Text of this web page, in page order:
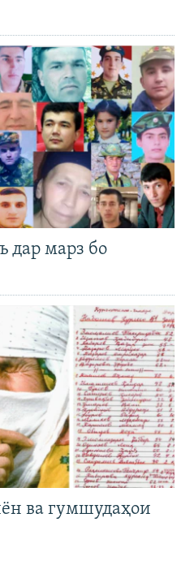
дар марз бо
ва гумшудаҳои